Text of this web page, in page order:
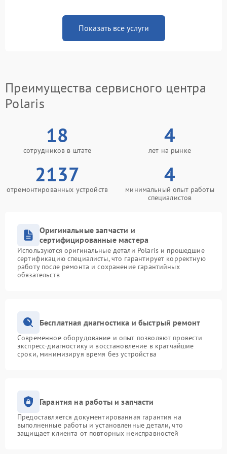
Показать все услуги
Преимущества сервисного центра
Polaris
18
сотрудников в штате
4
лет на рынке
2137
отремонтированных устройств
4
минимальный опыт работы
специалистов
Оригинальные запчасти и
сертифицированные мастера
Используются оригинальные детали Polaris и прошедшие
сертификацию специалисты, что гарантирует корректную
работу после ремонта и сохранение гарантийных
обязательств
Бесплатная диагностика и быстрый ремонт
Современное оборудование и опыт позволяют провести
экспресс-диагностику и восстановление в кратчайшие
сроки, минимизируя время без устройства
Гарантия на работы и запчасти
Предоставляется документированная гарантия на
выполненные работы и установленные детали, что
защищает клиента от повторных неисправностей